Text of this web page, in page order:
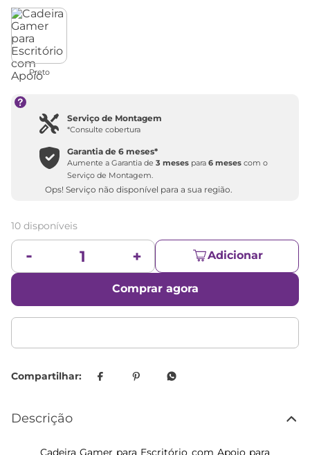
Preto
Serviço de Montagem
*Consulte cobertura
Garantia de6 meses*
Aumente a Garantia de3 meses para6 meses com o
Serviço de Montagem.
Ops! Serviço não disponível para a sua região.
10 disponíveis
Adicionar
Comprar agora
Descrição
Cadeira Gamer para Escritório com Apoio para